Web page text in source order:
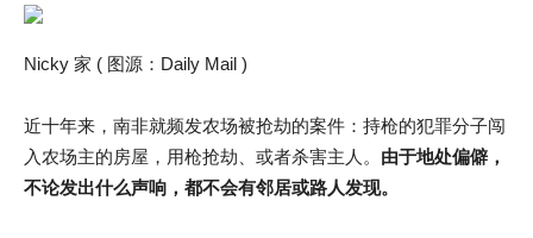
Nicky 家 ( 图源：Daily Mail )
近十年来，南非就频发农场被抢劫的案件：持枪的犯罪分子闯
入农场主的房屋，用枪抢劫、或者杀害主人。 由于地处偏僻，
不论发出什么声响，都不会有邻居或路人发现。